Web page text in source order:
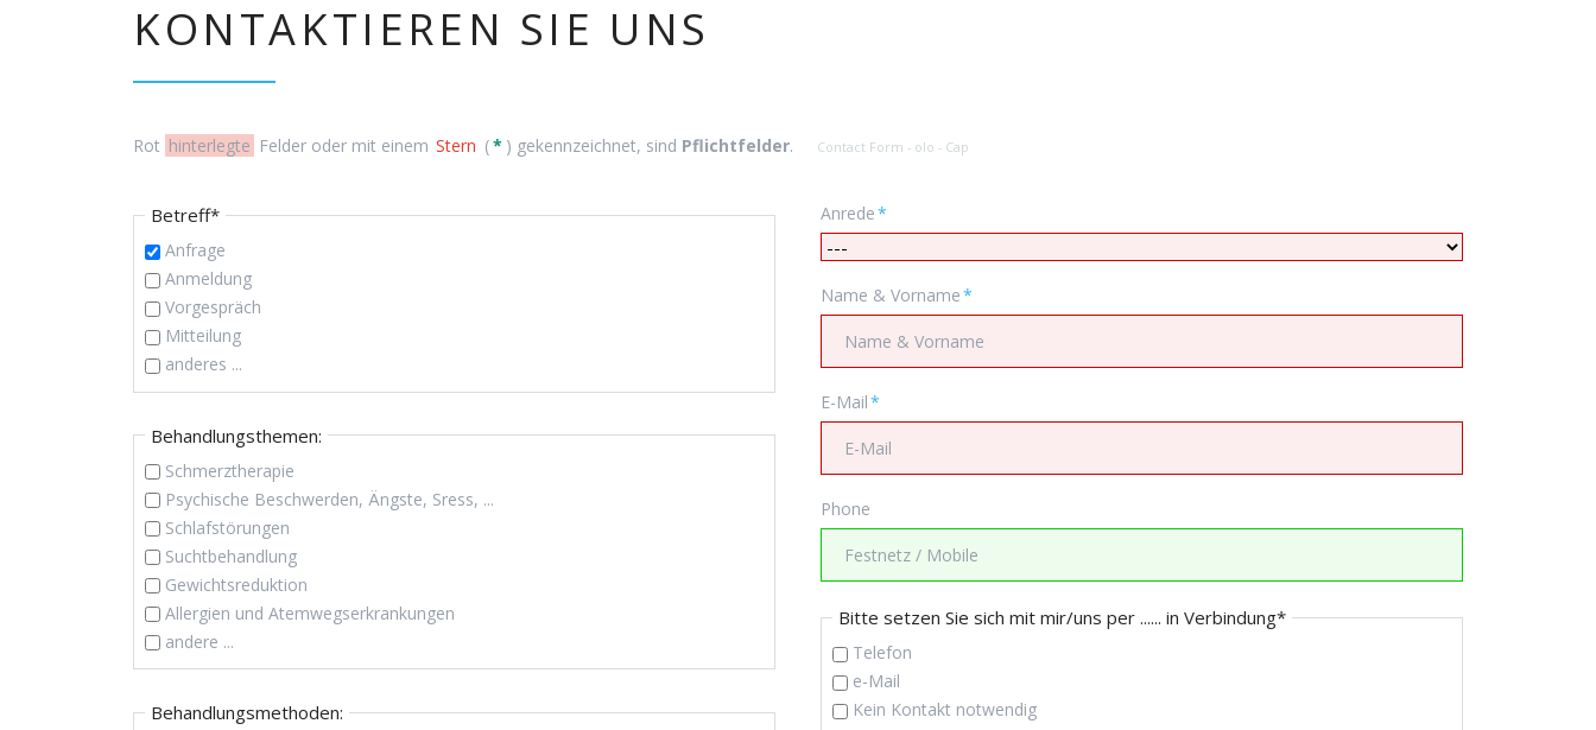
KONTAKTIEREN SIE UNS
Rot hinterlegte Felder oder mit einem Stern (* ) gekennzeichnet, sind Pflichtfelder. Contact Form - olo - Cap
Pflichtfeld
Betreff*
Anfrage
Anmeldung
Vorgespräch
Mitteilung
anderes ...
Behandlungsthemen:
Schmerztherapie
Psychische Beschwerden, Ängste, Sress, ...
Schlafstörungen
Suchtbehandlung
Gewichtsreduktion
Allergien und Atemwegserkrankungen
andere ...
Behandlungsmethoden:
Pflichtfeld
Anrede*
Pflichtfeld
Name & Vorname*
Pflichtfeld
E-Mail*
Phone
Pflichtfeld
Bitte setzen Sie sich mit mir/uns per ...... in Verbindung*
Telefon
e-Mail
Kein Kontakt notwendig